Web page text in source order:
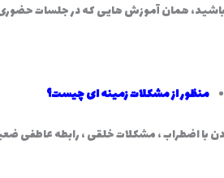
همان آموزش هایی که در جلسات حضوری
منظور از مشکلات زمینه ای چیست؟
با اضطراب ، مشکلات خلقی ، رابطه عاطفی